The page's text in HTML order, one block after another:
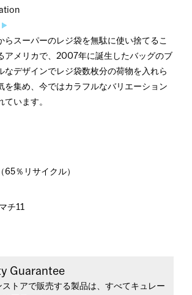
らスーパーのレジ袋を無駄に使い捨てるこ
アメリカで、2007年に誕生したバッグのブ
なデザインでレジ袋数枚分の荷物を入れら
を集め、今ではカラフルなバリエーション
ています。
％リサイクル）
チ11
Guarantee
トアで販売する製品は、すべてキュレー